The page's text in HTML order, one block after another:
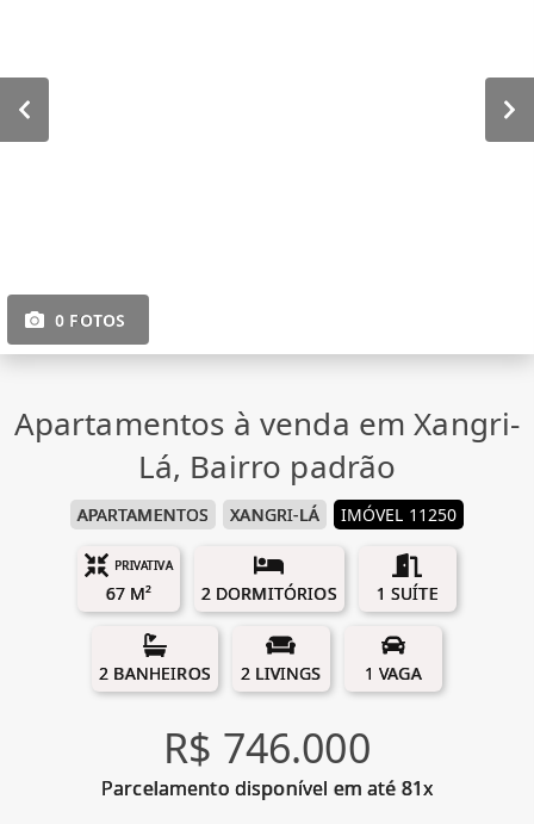
0 FOTOS
Apartamentos à venda em Xangri-
Lá, Bairro padrão
APARTAMENTOS XANGRI-LÁ IMÓVEL 11250
PRIVATIVA
67 M² 2 DORMITÓRIOS 1 SUÍTE
2 BANHEIROS 2 LIVINGS 1 VAGA
R$ 746.000
Parcelamento disponível em até 81x